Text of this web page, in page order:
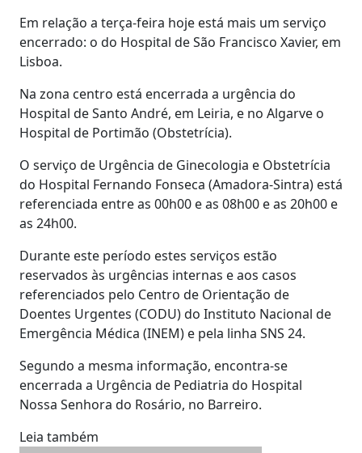
Em relação a terça-feira hoje está mais um serviço
encerrado: o do Hospital de São Francisco Xavier, em
Lisboa.
Na zona centro está encerrada a urgência do
Hospital de Santo André, em Leiria, e no Algarve o
Hospital de Portimão (Obstetrícia).
O serviço de Urgência de Ginecologia e Obstetrícia
do Hospital Fernando Fonseca (Amadora-Sintra) está
referenciada entre as 00h00 e as 08h00 e as 20h00 e
as 24h00.
Durante este período estes serviços estão
reservados às urgências internas e aos casos
referenciados pelo Centro de Orientação de
Doentes Urgentes (CODU) do Instituto Nacional de
Emergência Médica (INEM) e pela linha SNS 24.
Segundo a mesma informação, encontra-se
encerrada a Urgência de Pediatria do Hospital
Nossa Senhora do Rosário, no Barreiro.
Leia também